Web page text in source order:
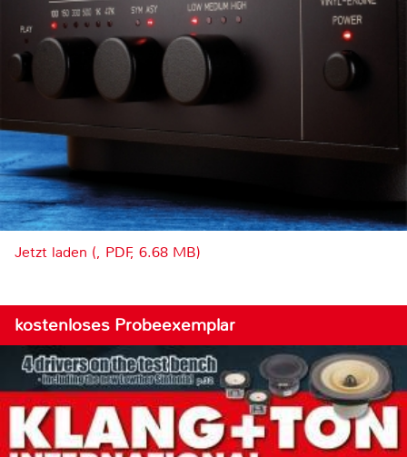
Jetzt laden (, PDF, 6.68 MB)
kostenloses Probeexemplar